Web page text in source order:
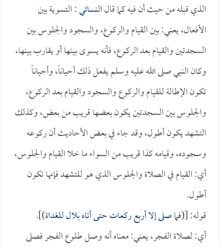
الذي قبله من حيث أن فيه كما قالالنسائي: التسوية بين
الأفعال، يعني: بين القيام والركوع، والسجود والجلوس بين
السجدتين والقيام بعد الركوع، فأنه يسوى بينها أو يقارب بينها،
وكان النبي صلى الله عليه وسلم يفعل ذلك أحياناً، وأحياناً
تكون الإطالة للقيام والركوع والسجود والقيام بعد الركوع،
والجلوس بين السجدتين يكون بعضها قريب من بعض، وكذلك
التشهد يكون أطول، وقد جاء في بعض الأحاديث أن ركوعه
وسجوده، وقيامه كذا قريب من السواء ما خلا القيام والجلوس،
أي: القيام في الصلاة والجلوس الذي هو للتشهد فإنها تكون
أطول.
قوله: [(فما صلى إلا أربع ركعات حتى أتاهبلالللغداة)].
أي: لصلاة الفجر، يعني: معناه أنه وصل طلوع الفجر فصلى